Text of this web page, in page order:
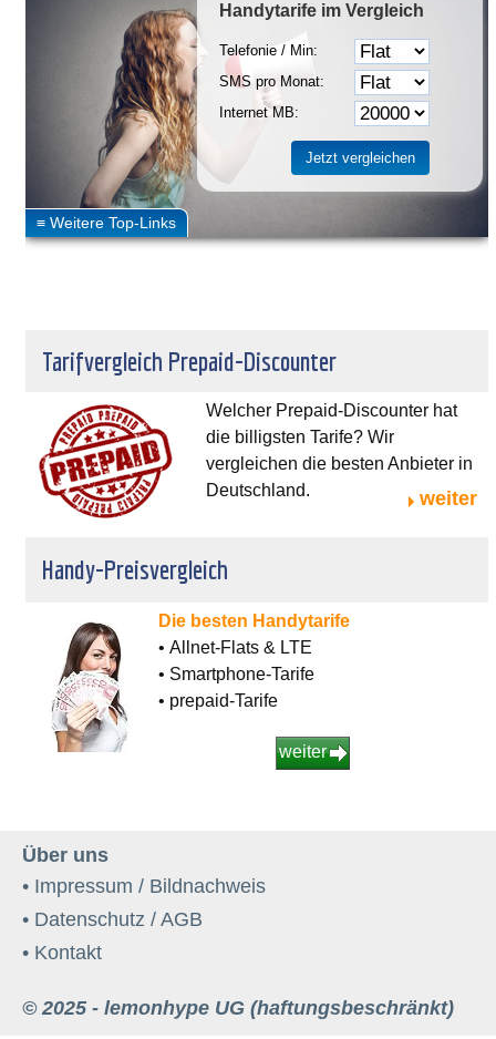
Handytarife im Vergleich
Telefonie / Min:
SMS pro Monat:
Internet MB:
Tarifvergleich Prepaid-Discounter
Welcher Prepaid-Discounter hat
die billigsten Tarife? Wir
vergleichen die besten Anbieter in
Deutschland.
weiter
Handy-Preisvergleich
Die besten Handytarife
• Allnet-Flats & LTE
• Smartphone-Tarife
• prepaid-Tarife
weiter
Über uns
• Impressum / Bildnachweis
• Datenschutz / AGB
• Kontakt
© 2025 - lemonhype UG (haftungsbeschränkt)